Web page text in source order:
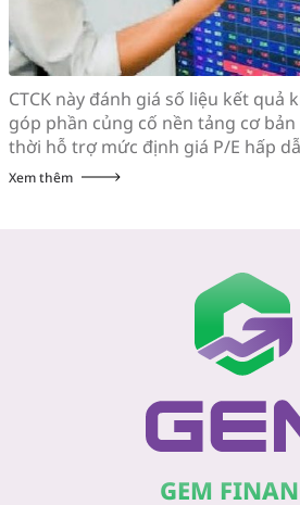
CTCK này đánh giá số liệu kết quả
góp phần củng cố nền tảng cơ
thời hỗ trợ mức định giá P/E hấp
khi giảm hơn 10% trong vòng 3
Xem thêm
GEM